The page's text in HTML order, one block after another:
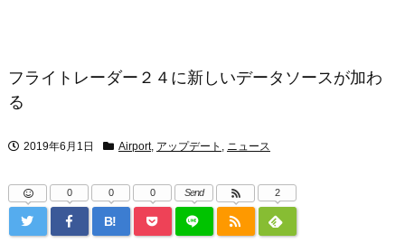
フライトレーダー２４に新しいデータソースが加わ
る
2019年6月1日 Airport, アップデート , ニュース
0
B!
0 0 Send 2